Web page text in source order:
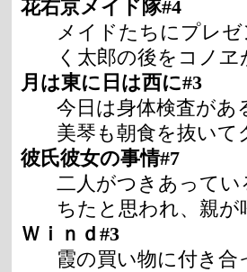
花右京メイド隊#4
メイドたちにプレ
く太郎の後をコノヱ
月は東に日は西に#3
今日は身体検査があ
美琴も朝食を抜いて
彼氏彼女の事情#7
二人がつきあってい
ちたと思われ、親が
Ｗｉｎｄ#3
霞の買い物に付き合